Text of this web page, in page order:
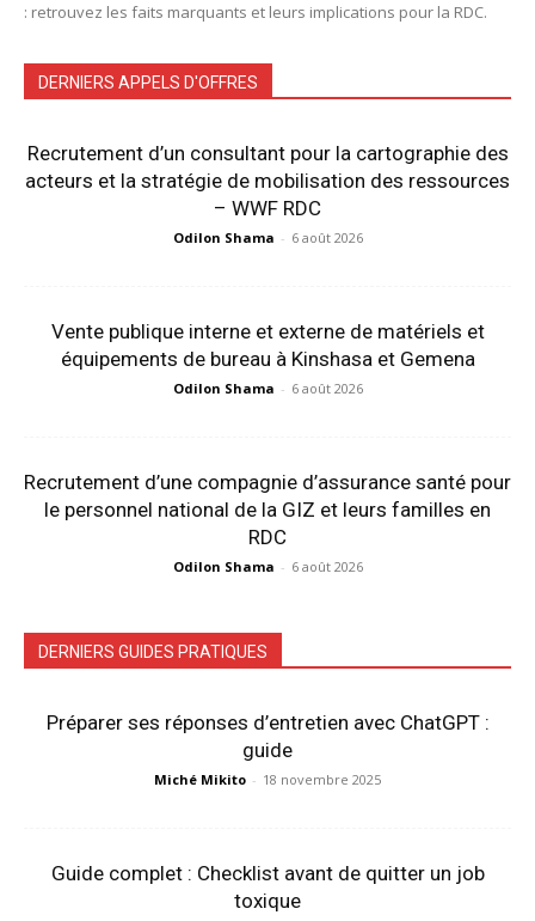
: retrouvez les faits marquants et leurs implications pour la RDC.
DERNIERS APPELS D'OFFRES
Recrutement d’un consultant pour la cartographie des
acteurs et la stratégie de mobilisation des ressources
– WWF RDC
Odilon Shama - 6 août 2026
Vente publique interne et externe de matériels et
équipements de bureau à Kinshasa et Gemena
Odilon Shama - 6 août 2026
Recrutement d’une compagnie d’assurance santé pour
le personnel national de la GIZ et leurs familles en
RDC
Odilon Shama - 6 août 2026
DERNIERS GUIDES PRATIQUES
Préparer ses réponses d’entretien avec ChatGPT :
guide
Miché Mikito - 18 novembre 2025
Guide complet : Checklist avant de quitter un job
toxique